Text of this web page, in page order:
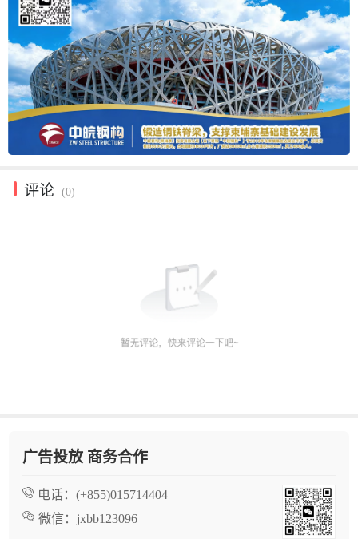
评论 (0)
广告投放 商务合作
电话： (+855)015714404
微信： jxbb123096